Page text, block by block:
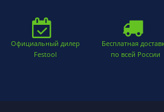
Официальный дилер
Festool
Бесплатная
по всей России